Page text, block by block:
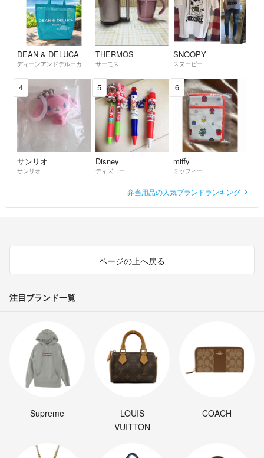
大物品(34cm×25cm×3cm・重さ１kgを越えるもの)につきましては『リ
サイクル梱包』『簡易梱包』にご理解・ご協力くださいませ。
◆◆楽しいショッピングを◆◆
“神経質な方”や“完璧な商品やサービスを求める方”とのお取引はご遠慮
お互いに気持ちの良いお取引にしましょう！
◆◆迅速・丁寧をモットーに◆◆
真心込めて誠実に、ご対応いたします！
＊これまでのお取引、ご縁を結ぶことが出来た方々に心より感謝いたし
ます＊
DEAN & DELUCA
ディーンアンドデルーカ
THERMOS
サーモス
SNOOPY
スヌーピー
4
サンリオ
サンリオ
5
Disney
ディズニー
6
miffy
ミッフィー
弁当用品の人気ブランドランキング
ページの上へ戻る
注目ブランド一覧
Supreme
LOUIS
VUITTON
COACH